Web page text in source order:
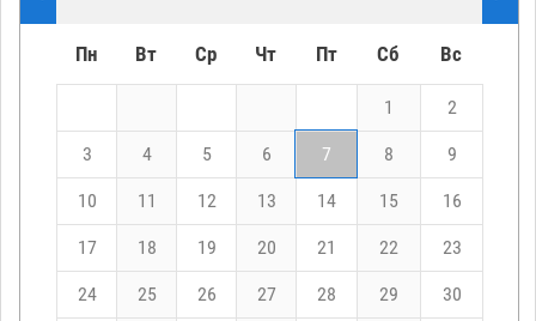
Пн Вт Ср Чт Пт Сб Вс
1 2
3 4 5 6 7 8 9
10 11 12 13 14 15 16
17 18 19 20 21 22 23
24 25 26 27 28 29 30